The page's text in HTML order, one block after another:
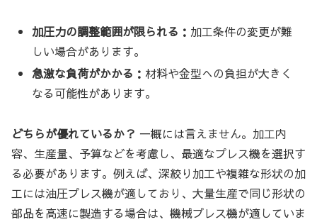
加圧力の調整範囲が限られる： 加工条件の変更が難
しい場合があります。
急激な負荷がかかる： 材料や金型への負担が大きく
なる可能性があります。
どちらが優れているか？ 一概には言えません。加工内
容、生産量、予算などを考慮し、最適なプレス機を選択す
る必要があります。例えば、深絞り加工や複雑な形状の加
工には油圧プレス機が適しており、大量生産で同じ形状の
部品を高速に製造する場合は、機械プレス機が適していま